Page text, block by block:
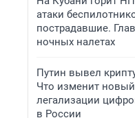
атаки
пострадавшие.
ночных налетах
Путин вывел
Что изменит
легализации
в России